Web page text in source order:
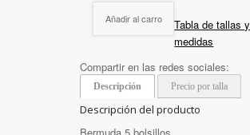
Añadir al carro
Tabla de tallas y
medidas
Compartir en las redes sociales:
Descripción Precio por talla
Descripción del producto